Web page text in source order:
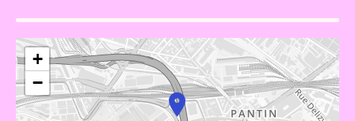
+
−